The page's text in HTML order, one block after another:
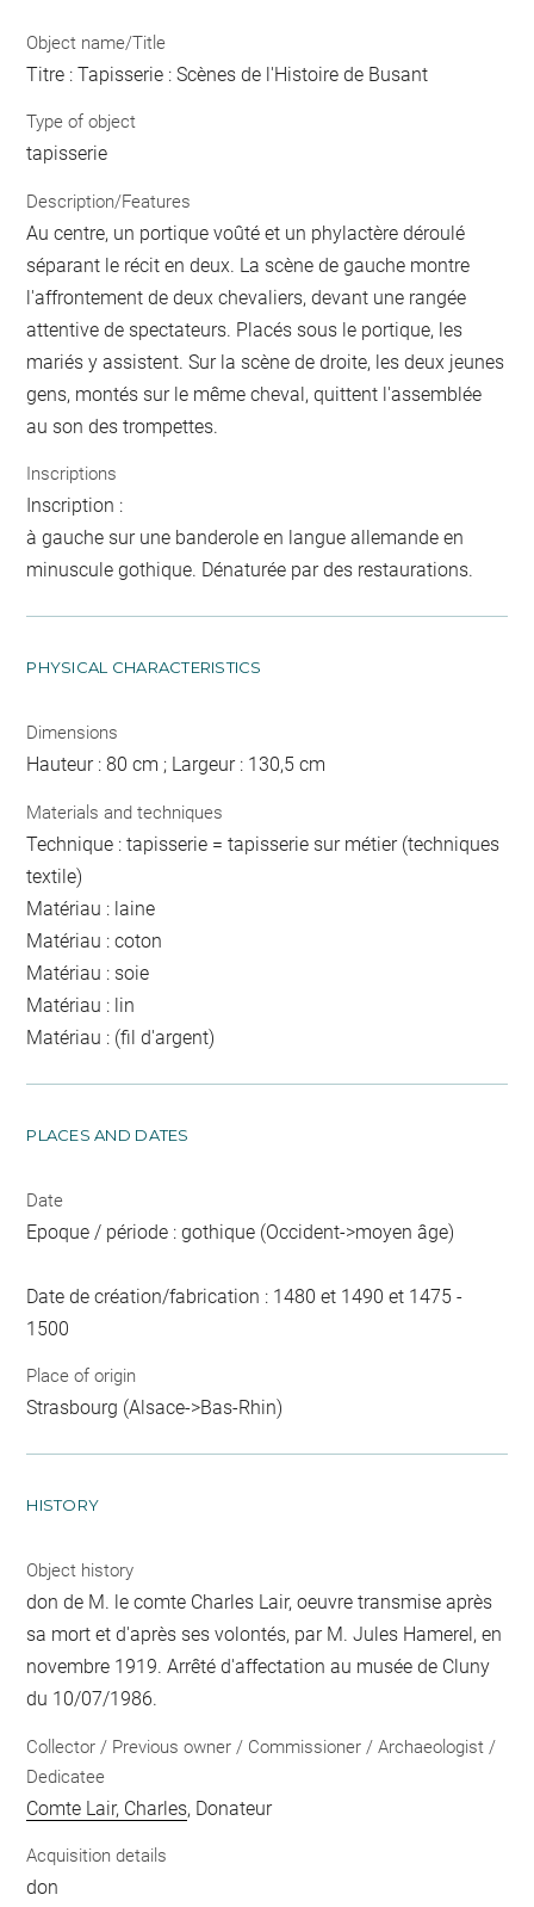
Object name/Title
Titre : Tapisserie : Scènes de l'Histoire de Busant
Type of object
tapisserie
Description/Features
Au centre, un portique voûté et un phylactère déroulé
séparant le récit en deux. La scène de gauche montre
l'affrontement de deux chevaliers, devant une rangée
attentive de spectateurs. Placés sous le portique, les
mariés y assistent. Sur la scène de droite, les deux jeunes
gens, montés sur le même cheval, quittent l'assemblée
au son des trompettes.
Inscriptions
Inscription :
à gauche sur une banderole en langue allemande en
minuscule gothique. Dénaturée par des restaurations.
PHYSICAL CHARACTERISTICS
Dimensions
Hauteur : 80 cm ; Largeur : 130,5 cm
Materials and techniques
Technique : tapisserie = tapisserie sur métier (techniques
textile)
Matériau : laine
Matériau : coton
Matériau : soie
Matériau : lin
Matériau : (fil d'argent)
PLACES AND DATES
Date
Epoque / période : gothique (Occident->moyen âge)
Date de création/fabrication : 1480 et 1490 et 1475 -
1500
Place of origin
Strasbourg (Alsace->Bas-Rhin)
HISTORY
Object history
don de M. le comte Charles Lair, oeuvre transmise après
sa mort et d'après ses volontés, par M. Jules Hamerel, en
novembre 1919. Arrêté d'affectation au musée de Cluny
du 10/07/1986.
Collector / Previous owner / Commissioner / Archaeologist /
Dedicatee
Comte Lair, Charles, Donateur
Acquisition details
don